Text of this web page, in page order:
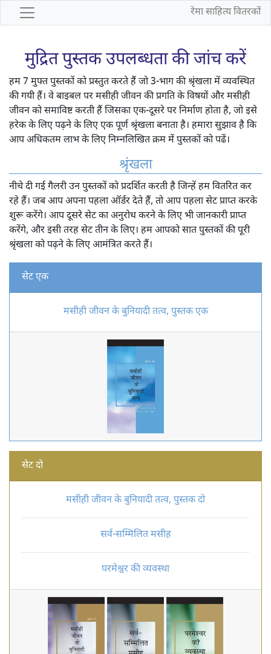
रेमा साहित्य वितरकों
मुद्रित पुस्तक उपलब्धता की जांच करें
हम 7 मुफ्त पुस्तकों को प्रस्तुत करते हैं जो 3-भाग की श्रृंखला में व्यवस्थित
की गयी हैं। वे बाइबल पर मसीही जीवन की प्रगति के विषयों और मसीही
जीवन को समाविष्ट करती हैं जिसका एक-दूसरे पर निर्माण होता है, जो इसे
हरेक के लिए पढ़ने के लिए एक पूर्ण श्रृंखला बनाता है। हमारा सुझाव है कि
आप अधिकतम लाभ के लिए निम्नलिखित क्रम में पुस्तकों को पढें।
श्रृंखला
नीचे दी गई गैलरी उन पुस्तकों को प्रदर्शित करती है जिन्हें हम वितरित कर
रहे हैं। जब आप अपना पहला ऑर्डर देते हैं, तो आप पहला सेट प्राप्त करके
शुरू करेंगे। आप दूसरे सेट का अनुरोध करने के लिए भी जानकारी प्राप्त
करेंगे, और इसी तरह सेट तीन के लिए। हम आपको सात पुस्तकों की पूरी
श्रृंखला को पढ़ने के लिए आमंत्रित करते हैं।
सेट एक
मसीही जीवन के बुनियादी तत्व, पुस्तक एक
सेट दो
मसीही जीवन के बुनियादी तत्व, पुस्तक दो
सर्व-सम्मिलित मसीह
परमेश्वर की व्यवस्था